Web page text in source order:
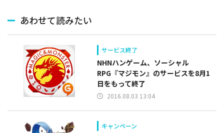
あわせて読みたい
サービス終了
NHNハンゲーム、ソーシャル
RPG『マジモン』のサービスを8月1
日をもって終了
2016.08.03 13:04
キャンペーン